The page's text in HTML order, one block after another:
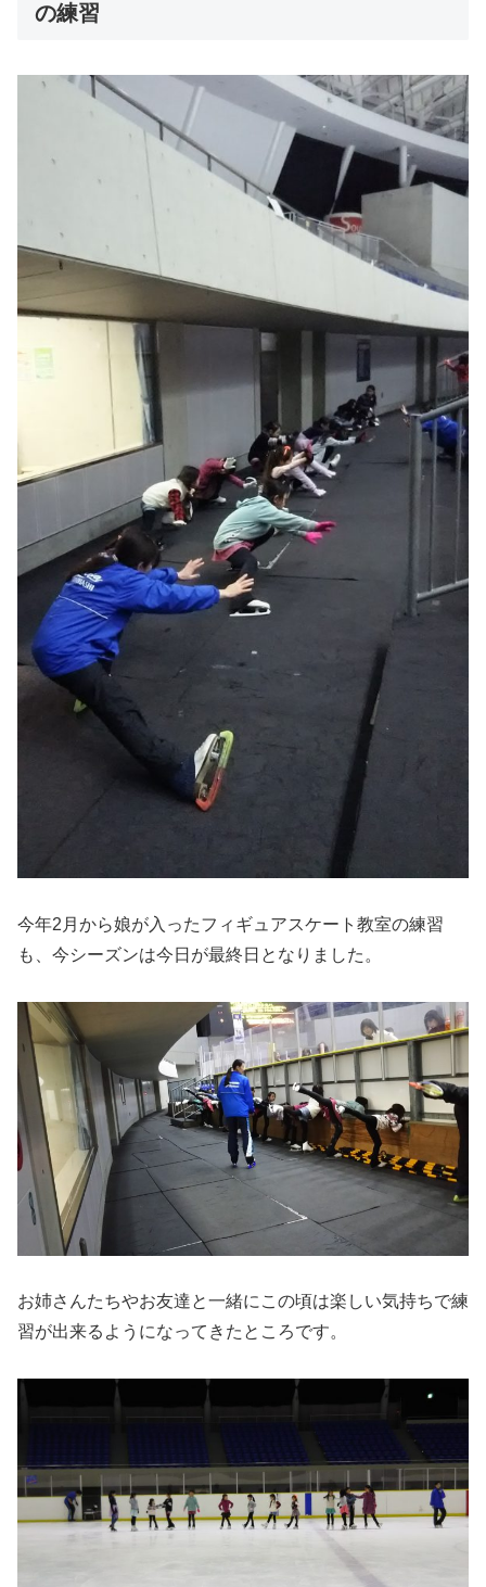
の練習
今年2月から娘が入ったフィギュアスケート教室の練習
も、今シーズンは今日が最終日となりました。
お姉さんたちやお友達と一緒にこの頃は楽しい気持ちで練
習が出来るようになってきたところです。